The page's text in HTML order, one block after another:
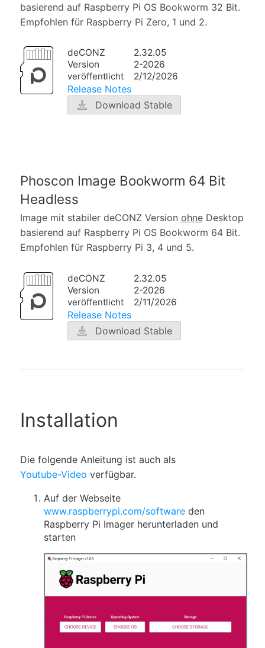
basierend auf Raspberry Pi OS Bookworm 32 Bit.
Empfohlen für Raspberry Pi Zero, 1 und 2.
deCONZ
2.32.05
Version
2-2026
veröffentlicht
2/12/2026
Release Notes
Download Stable
Phoscon Image Bookworm 64 Bit
Headless
Image mit stabiler deCONZ Version ohneDesktop
basierend auf Raspberry Pi OS Bookworm 64 Bit.
Empfohlen für Raspberry Pi 3, 4 und 5.
deCONZ
2.32.05
Version
2-2026
veröffentlicht
2/11/2026
Release Notes
Download Stable
Installation
Die folgende Anleitung ist auch als
Youtube-Video verfügbar.
Auf der Webseite
www.raspberrypi.com/softwareden
Raspberry Pi Imager herunterladen und
starten